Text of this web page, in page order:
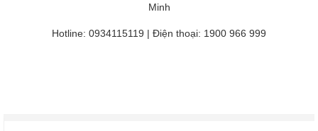
Minh
Hotline: 0934115119 | Điện thoại: 1900 966 999